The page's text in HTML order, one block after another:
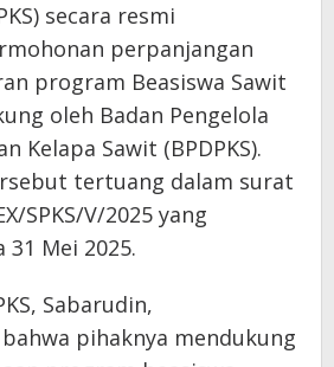
secara resmi
perpanjangan
program Beasiswa Sawit
oleh Badan Pengelola
Kelapa Sawit (BPDPKS).
tertuang dalam surat
SPKS/V/2025 yang
Mei 2025.
Sabarudin,
pihaknya mendukung